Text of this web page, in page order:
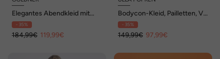
Elegantes Abendkleid mit
Glanz-Effekt
- 35%
184,99€ 119,99€
Bodycon-Kleid, Pailletten, V-
Ausschnitt, Langarm, Federn
- 35%
149,99€ 97,99€